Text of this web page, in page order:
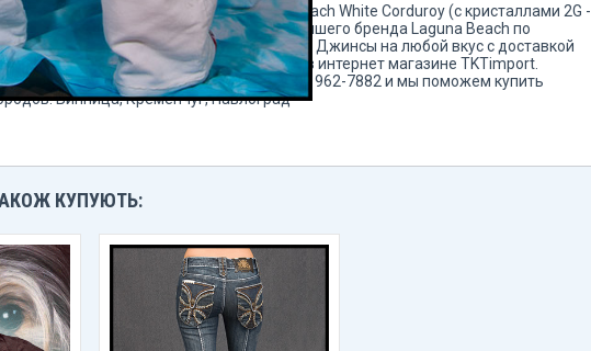
вельветовые Женские - Santa Monica Beach White Corduroy (с кристаллами 2G -
подобрать и приобрести от лучшего бренда Laguna Beach по
в онлайн каталоге футболок TKTimport. Джинсы на любой вкус с доставкой
Самые лучшие предложения на сумки в интернет магазине TKTimport.
нашим экспертам по номеру +38 (050) 962-7882 и мы поможем купить
Винница, Кременчуг, Павлоград
КУПУЮТЬ: